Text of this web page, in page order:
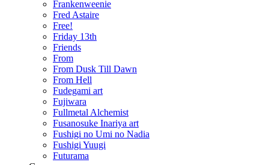
Frankenweenie
Fred Astaire
Free!
Friday 13th
Friends
From
From Dusk Till Dawn
From Hell
Fudegami art
Fujiwara
Fullmetal Alchemist
Fusanosuke Inariya art
Fushigi no Umi no Nadia
Fushigi Yuugi
Futurama